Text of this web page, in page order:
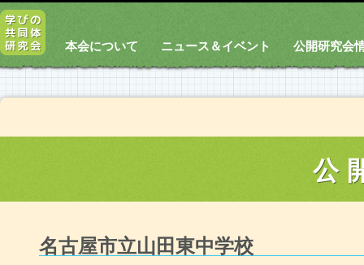
本会について ニュース＆イベント 公開研究会
公
名古屋市立山田東中学校